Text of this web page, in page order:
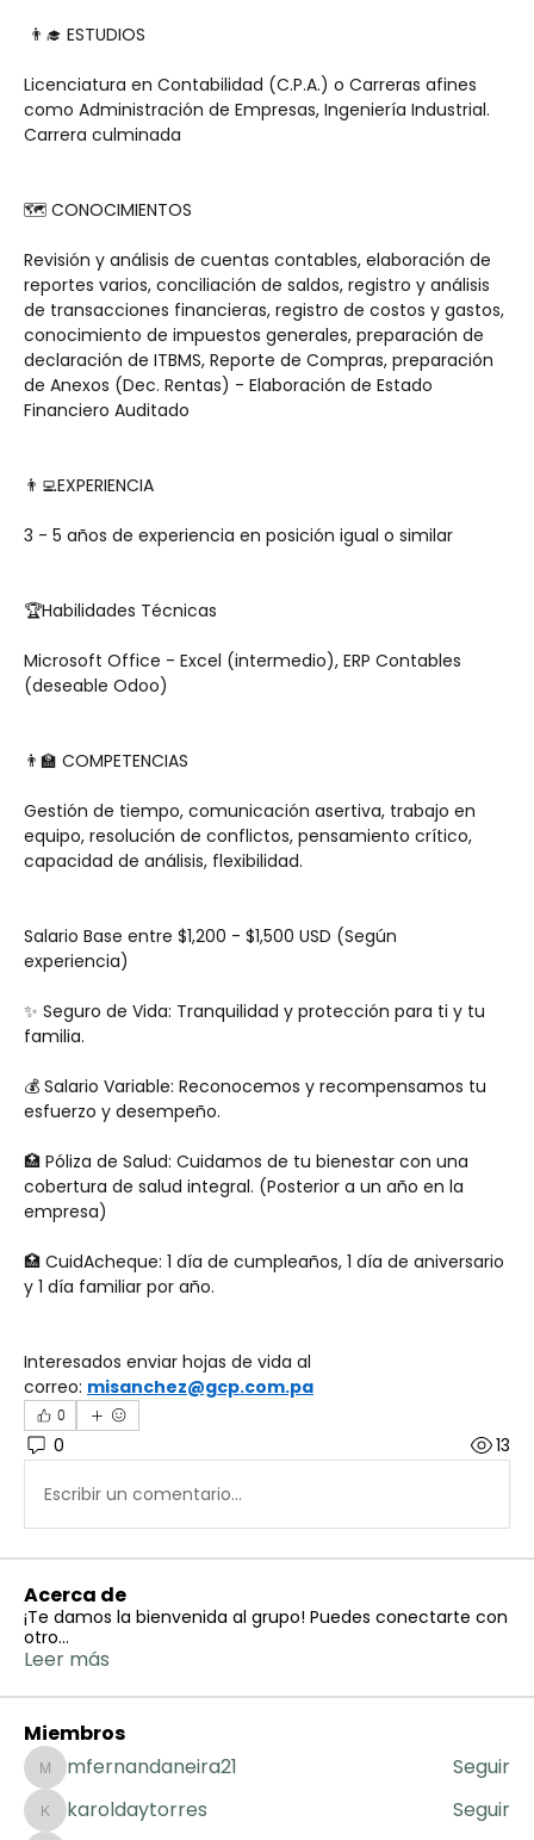
👨‍🎓 ESTUDIOS
Licenciatura en Contabilidad (C.P.A.) o Carreras afines
como Administración de Empresas, Ingeniería Industrial.
Carrera culminada
🗺 CONOCIMIENTOS
Revisión y análisis de cuentas contables, elaboración de
reportes varios, conciliación de saldos, registro y análisis
de transacciones financieras, registro de costos y gastos,
conocimiento de impuestos generales, preparación de
declaración de ITBMS, Reporte de Compras, preparación
de Anexos (Dec. Rentas) - Elaboración de Estado
Financiero Auditado
👨‍💻EXPERIENCIA
3 - 5 años de experiencia en posición igual o similar
🏆Habilidades Técnicas
Microsoft Office - Excel (intermedio), ERP Contables
(deseable Odoo)
👨‍🏫 COMPETENCIAS
Gestión de tiempo, comunicación asertiva, trabajo en
equipo, resolución de conflictos, pensamiento crítico,
capacidad de análisis, flexibilidad.
Salario Base entre $1,200 - $1,500 USD (Según
experiencia)
✨ Seguro de Vida: Tranquilidad y protección para ti y tu
familia.
💰 Salario Variable: Reconocemos y recompensamos tu
esfuerzo y desempeño.
🏥 Póliza de Salud: Cuidamos de tu bienestar con una
cobertura de salud integral. (Posterior a un año en la
empresa)
🏥 CuidAcheque: 1 día de cumpleaños, 1 día de aniversario
y 1 día familiar por año.
Interesados enviar hojas de vida al
correo: misanchez@gcp.com.pa
0
0 13
Escribir un comentario...
Acerca de
¡Te damos la bienvenida al grupo! Puedes conectarte con
otro...
Leer más
Miembros
mfernandaneira21
mfernandaneira21 Seguir
karoldaytorres
karoldaytorres
Seguir